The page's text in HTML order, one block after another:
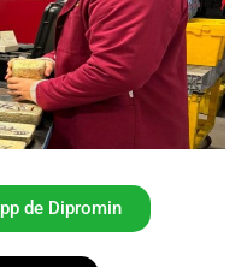
de Dipromin